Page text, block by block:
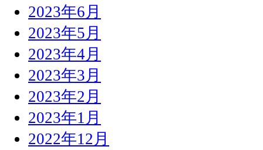
2023年6月
2023年5月
2023年4月
2023年3月
2023年2月
2023年1月
2022年12月